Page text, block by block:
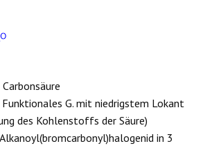
Carbonsäure
Funktionales G. mit niedrigstem Lokant
des Kohlenstoffs der Säure)
Alkanoyl(bromcarbonyl)halogenid in 3